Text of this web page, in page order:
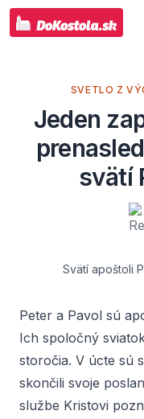
SVETLO Z
Jeden
svätí
Svätí apoštoli
Peter a Pavol sú
Ich spoločný
storočia. V úcte sú
skončili svoje
službe Kristovi